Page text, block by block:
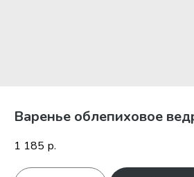
Варенье облепиховое
1 185 р.